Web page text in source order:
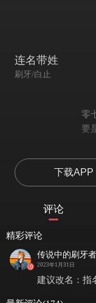
连名带姓
刷牙/白止
零
要
你
下载APP
评论
精彩评论
传说中的刷牙者
2023年1月31日
建议改名：指